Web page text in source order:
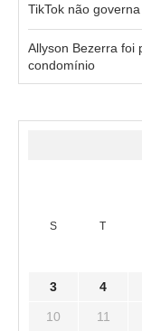
TikTok não
Allyson Bezerra foi
condomínio
S T
3 4
10 11